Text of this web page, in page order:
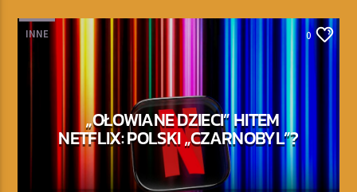
INNE 0
„OŁOWIANE DZIECI” HITEM
NETFLIX: POLSKI „CZARNOBYL”?